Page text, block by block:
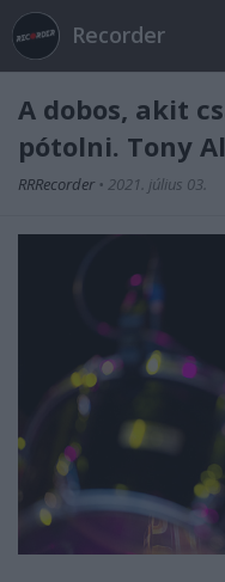
Recorder
A dobos, akit
pótolni. Tony
RRRecorder • 2021. július 03.